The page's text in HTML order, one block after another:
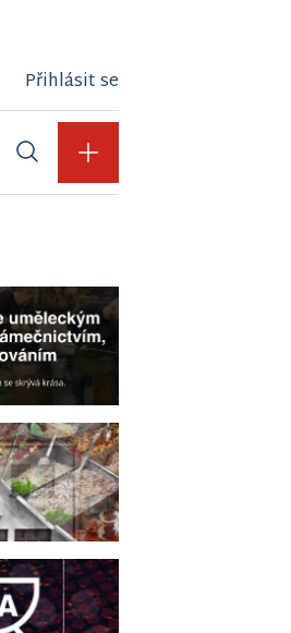
Přihlásit se